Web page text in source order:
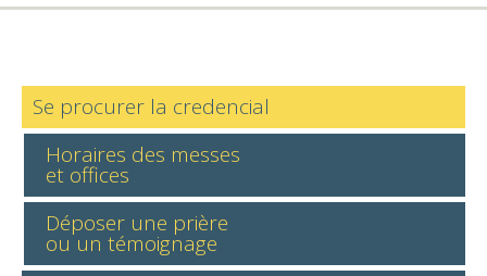
Se procurer la credencial
Horaires des messes
et offices
Déposer une prière
ou un témoignage